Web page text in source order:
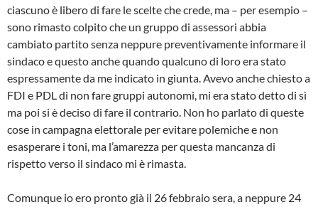
ciascuno è libero di fare le scelte che crede, ma – per esempio –
sono rimasto colpito che un gruppo di assessori abbia
cambiato partito senza neppure preventivamente informare il
sindaco e questo anche quando qualcuno di loro era stato
espressamente da me indicato in giunta. Avevo anche chiesto a
FDI e PDL di non fare gruppi autonomi, mi era stato detto di sì
ma poi si è deciso di fare il contrario. Non ho parlato di queste
cose in campagna elettorale per evitare polemiche e non
esasperare i toni, ma l’amarezza per questa mancanza di
rispetto verso il sindaco mi è rimasta.
Comunque io ero pronto già il 26 febbraio sera, a neppure 24